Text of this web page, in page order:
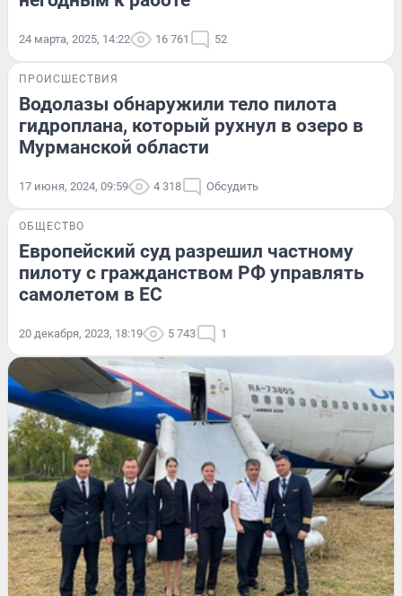
24 марта, 2025, 14:22 16 761 52
ПРОИСШЕСТВИЯ
Водолазы обнаружили тело пилота
гидроплана, который рухнул в озеро в
Мурманской области
17 июня, 2024, 09:59 4 318 Обсудить
ОБЩЕСТВО
Европейский суд разрешил частному
пилоту с гражданством РФ управлять
самолетом в ЕС
20 декабря, 2023, 18:19 5 743 1